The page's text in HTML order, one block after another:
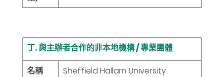
丁. 與主辦者合作的非本地機構 / 專業團體
名稱
Sheffield Hallam University